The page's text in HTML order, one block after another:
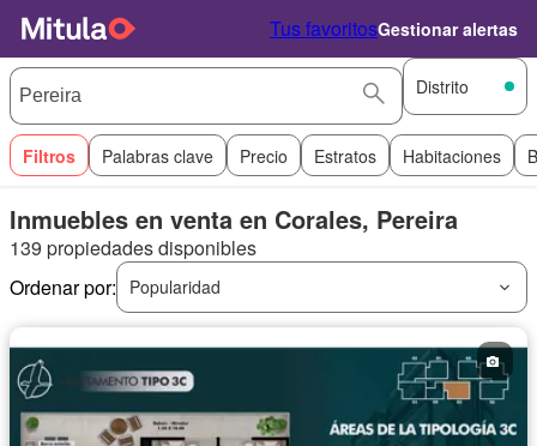
Tus favoritosGestionar alertas
Distrito
Filtros Palabras clave Precio Estratos Habitaciones
Inmuebles en venta en Corales, Pereira
139 propiedades disponibles
Ordenar por:
Popularidad